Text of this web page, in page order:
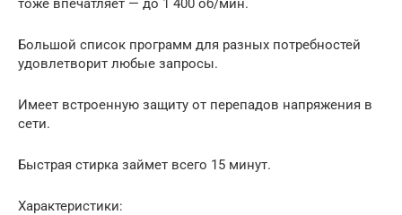
Большой список программ для разных потребностей
удовлетворит любые запросы.
Имеет встроенную защиту от перепадов напряжения в
сети.
Быстрая стирка займет всего 15 минут.
Характеристики: